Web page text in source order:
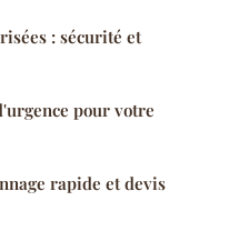
: sécurité et
pour votre
rapide et devis